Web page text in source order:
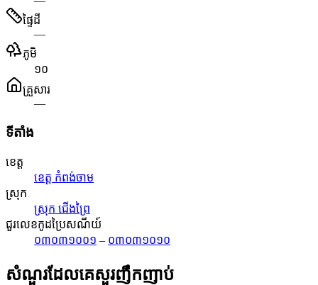
ផ្ទៃដី
—
ភូមិ
១០
គ្រួសារ
—
ទីតាំង
ខេត្ត
ខេត្ត កំពង់ចាម
ស្រុក
ស្រុក ជើងព្រៃ
ជួរលេខកូដប្រៃសណីយ៍
០៣០៣១០០១ – ០៣០៣១០១០
សំណួរដែលគេសួរញឹកញាប់